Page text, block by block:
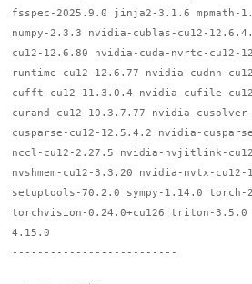
fsspec-2025.9.0 jinja2-3.1.6 mpmath-
numpy-2.3.3 nvidia-cublas-cu12-
cu12-12.6.80 nvidia-cuda-nvrtc-cu12-
runtime-cu12-12.6.77 nvidia-cudnn-
cufft-cu12-11.3.0.4 nvidia-cufile-
curand-cu12-10.3.7.77 nvidia-
cusparse-cu12-12.5.4.2 nvidia-
nccl-cu12-2.27.5 nvidia-nvjitlink-
nvshmem-cu12-3.3.20 nvidia-nvtx-
setuptools-70.2.0 sympy-1.14.0 torch-
torchvision-0.24.0+cu126 triton-3.5.0
4.15.0
--------------------------